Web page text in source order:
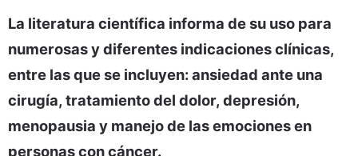
La literatura científica informa de su uso para
numerosas y diferentes indicaciones clínicas,
entre las que se incluyen: ansiedad ante una
cirugía, tratamiento del dolor, depresión,
menopausia y manejo de las emociones en
personas con cáncer.